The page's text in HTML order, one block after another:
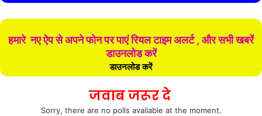
हमारे नए ऐप से अपने फोन पर पाएं रियल टाइम अलर्ट , और सभी खबरें
डाउनलोड करें
डाउनलोड करें
जवाब जरूर दे
Sorry, there are no polls available at the moment.